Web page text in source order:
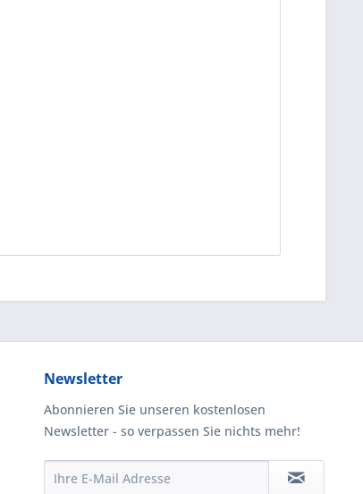
Newsletter
Abonnieren Sie unseren kostenlosen
Newsletter - so verpassen Sie nichts mehr!